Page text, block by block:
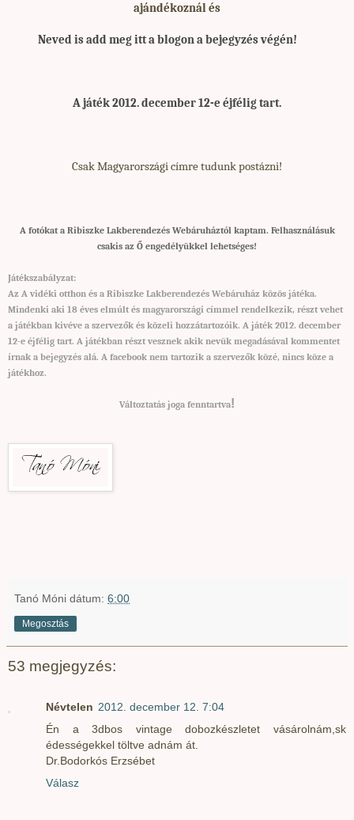
ajándékoznál és
Neved is add meg itt a blogon a bejegyzés végén!
A játék 2012. december 12-e éjfélig tart.
Csak Magyarországi címre tudunk postázni!
A fotókat a Ribiszke Lakberendezés Webáruháztól kaptam. Felhasználásuk
csakis az Ő engedélyükkel lehetséges!
Játékszabályzat:
Az A vidéki otthon és a Ribiszke Lakberendezés Webáruház közös játéka.
Mindenki aki 18 éves elmúlt és magyarországi címmel rendelkezik, részt vehet
a játékban kivéve a szervezők és közeli hozzátartozóik. A játék 2012. december
12-e éjfélig tart. A játékban részt vesznek akik nevük megadásával kommentet
írnak a bejegyzés alá. A facebook nem tartozik a szervezők közé, nincs köze a
játékhoz.
Változtatás joga fenntartva!
Tanó Móni dátum: 6:00
Megosztás
53 megjegyzés:
Névtelen 2012. december 12. 7:04
Én a 3dbos vintage dobozkészletet vásárolnám,sk
édességekkel töltve adnám át.
Dr.Bodorkós Erzsébet
Válasz